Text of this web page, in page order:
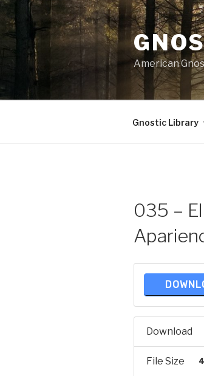
Skip
to
content
American
Gnostic Library
035 –
Download
File Size